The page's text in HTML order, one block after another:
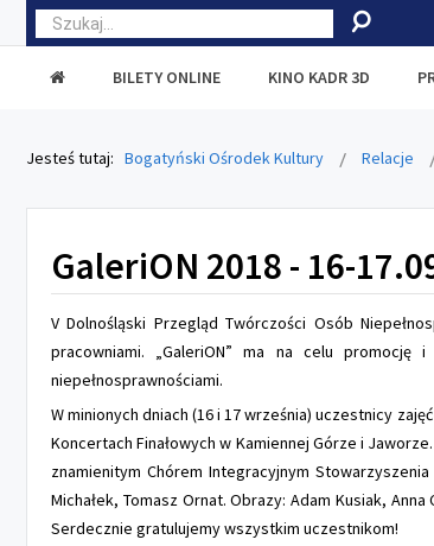
BILETY ONLINE KINO KADR 3D
Jesteś tutaj: Bogatyński Ośrodek Kultury Relacje
GaleriON 2018 - 16-
V Dolnośląski Przegląd Twórczości Osób
pracowniami. „GaleriON” ma na celu
niepełnosprawnościami.
W minionych dniach (16 i 17 września) uczestnicy
Koncertach Finałowych w Kamiennej Górze i
znamienitym Chórem Integracyjnym
Michałek, Tomasz Ornat. Obrazy: Adam Kusiak,
Serdecznie gratulujemy wszystkim uczestnikom!